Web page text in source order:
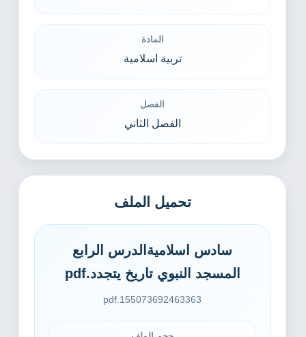
المادة
تربية اسلامية
الفصل
الفصل الثاني
تحميل الملف
سادس اسلاميةالدرس الرابع
المسجد النبوي تاريخ يتجدد.pdf
155073692463363.pdf